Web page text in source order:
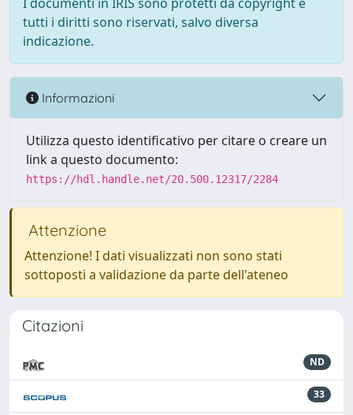
tutti i diritti sono riservati, salvo diversa
indicazione.
Informazioni
Utilizza questo identificativo per citare o creare un
link a questo documento:
https://hdl.handle.net/20.500.12317/2284
Attenzione
Attenzione! I dati visualizzati non sono stati
sottoposti a validazione da parte dell'ateneo
Citazioni
ND
33